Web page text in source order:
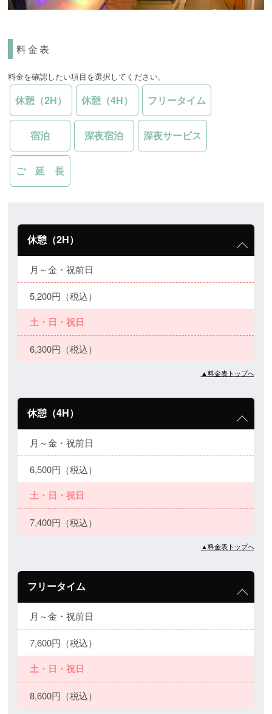
料金表
料金を確認したい項目を選択してください。
休憩（2H） 休憩（4H） フリータイム
宿泊 深夜宿泊 深夜サービス
ご 延 長
休憩（2H）
月～金・祝前日
5,200円（税込）
土・日・祝日
6,300円（税込）
▲料金表トップへ
休憩（4H）
月～金・祝前日
6,500円（税込）
土・日・祝日
7,400円（税込）
▲料金表トップへ
フリータイム
月～金・祝前日
7,600円（税込）
土・日・祝日
8,600円（税込）